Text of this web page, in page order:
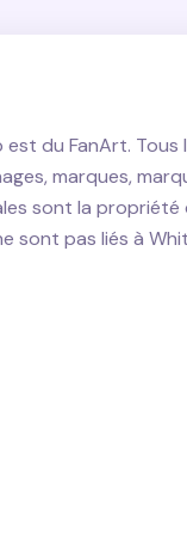
du FanArt. Tous
marques,
sont la propriété
sont pas liés à